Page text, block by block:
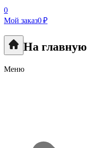
0
Мой заказ0 ₽
На главную
Меню